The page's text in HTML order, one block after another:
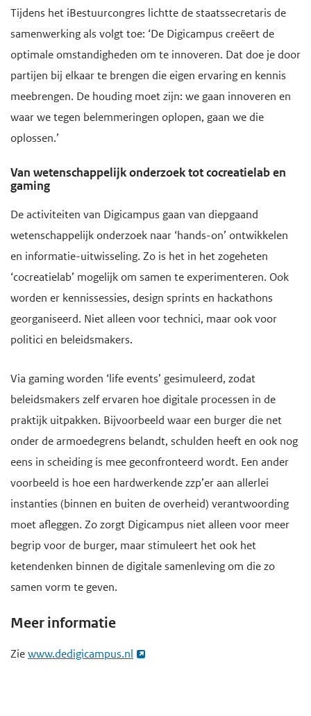
Tijdens het iBestuurcongres lichtte de staatssecretaris de
samenwerking als volgt toe: ‘De Digicampus creëert de
optimale omstandigheden om te innoveren. Dat doe je door
partijen bij elkaar te brengen die eigen ervaring en kennis
meebrengen. De houding moet zijn: we gaan innoveren en
waar we tegen belemmeringen oplopen, gaan we die
oplossen.’
Van wetenschappelijk onderzoek tot cocreatielab en
gaming
De activiteiten van Digicampus gaan van diepgaand
wetenschappelijk onderzoek naar ‘hands-on’ ontwikkelen
en informatie-uitwisseling. Zo is het in het zogeheten
‘cocreatielab’ mogelijk om samen te experimenteren. Ook
worden er kennissessies, design sprints en hackathons
georganiseerd. Niet alleen voor technici, maar ook voor
politici en beleidsmakers.
Via gaming worden ‘life events’ gesimuleerd, zodat
beleidsmakers zelf ervaren hoe digitale processen in de
praktijk uitpakken. Bijvoorbeeld waar een burger die net
onder de armoedegrens belandt, schulden heeft en ook nog
eens in scheiding is mee geconfronteerd wordt. Een ander
voorbeeld is hoe een hardwerkende zzp’er aan allerlei
instanties (binnen en buiten de overheid) verantwoording
moet afleggen. Zo zorgt Digicampus niet alleen voor meer
begrip voor de burger, maar stimuleert het ook het
ketendenken binnen de digitale samenleving om die zo
samen vorm te geven.
Meer informatie
Ziewww.dedigicampus.nl